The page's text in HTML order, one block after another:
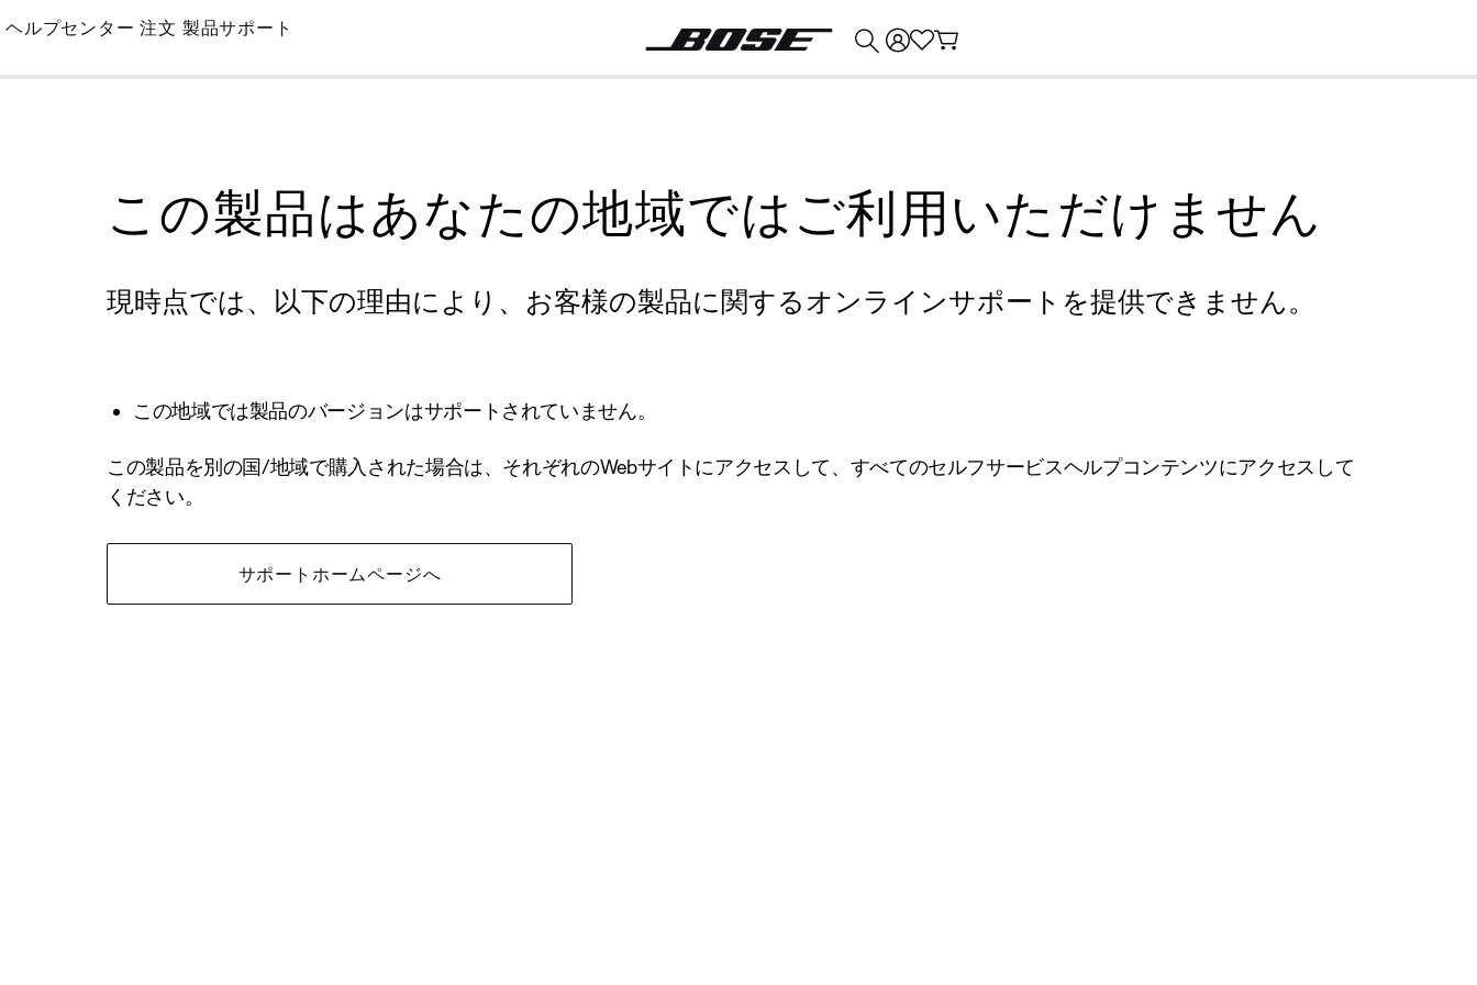
Skip
Main
ヘルプセンター 注文 製品サポート
この製品はあなたの地域ではご利用いただけません
現時点では、以下の理由により、お客様の製品に関するオンラインサポートを提供できません。
この地域では製品のバージョンはサポートされていません。
この製品を別の国/地域で購入された場合は、それぞれのWebサイトにアクセスして、すべてのセルフサービスヘルプコンテンツにアクセスして
ください。
サポートホームページへ